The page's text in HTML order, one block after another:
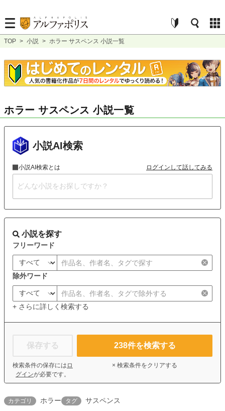
TOP > 小説 > ホラー サスペンス 小説一覧
ホラー サスペンス 小説一覧
小説AI検索
小説AI検索とは ログインして話してみる
小説を探す
フリーワード
除外ワード
+ さらに詳しく検索する
保存する
検索条件の保存には ロ
グインが必要です。
238件を検索する
× 検索条件をクリアする
カテゴリ ホラー タグ サスペンス